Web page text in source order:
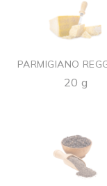
PARMIGIANO
20 g